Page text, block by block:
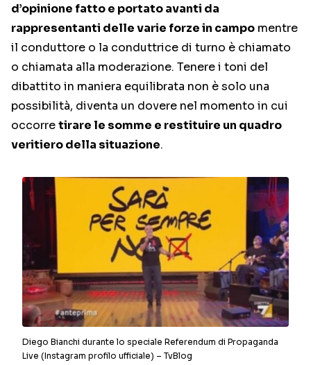
d’opinione fatto e portato avanti da
rappresentanti delle varie forze in campo mentre
il conduttore o la conduttrice di turno è chiamato
o chiamata alla moderazione. Tenere i toni del
dibattito in maniera equilibrata non è solo una
possibilità, diventa un dovere nel momento in cui
occorretirare le somme e restituire un quadro
veritiero della situazione.
Diego Bianchi durante lo speciale Referendum di Propaganda
Live (Instagram profilo ufficiale) – TvBlog